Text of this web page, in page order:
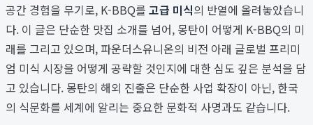
공간 경험을 무기로, K-BBQ를 고급 미식의 반열에 올려놓았습니
다. 이 글은 단순한 맛집 소개를 넘어, 몽탄이 어떻게 K-BBQ의 미
래를 그리고 있으며, 파운더스유니온의 비전 아래 글로벌 프리미
엄 미식 시장을 어떻게 공략할 것인지에 대한 심도 깊은 분석을 담
고 있습니다. 몽탄의 해외 진출은 단순한 사업 확장이 아닌, 한국
의 식문화를 세계에 알리는 중요한 문화적 사명과도 같습니다.